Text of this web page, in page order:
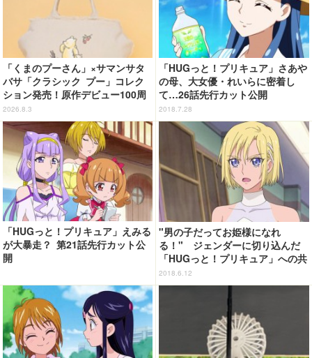
「くまのプーさん」×サマンサタ
バサ「クラシック プー」コレク
ション発売！原作デビュー100周
年記念でハンドバッグや財布など
全6種が登場
2026.8.3
「HUGっと！プリキュア」さあや
の母、大女優・れいらに密着し
て…26話先行カット公開
2018.7.28
「HUGっと！プリキュア」えみる
が大暴走？ 第21話先行カット公
開
"男の子だってお姫様になれ
る！" ジェンダーに切り込んだ
「HUGっと！プリキュア」への共
感の声
2018.6.12